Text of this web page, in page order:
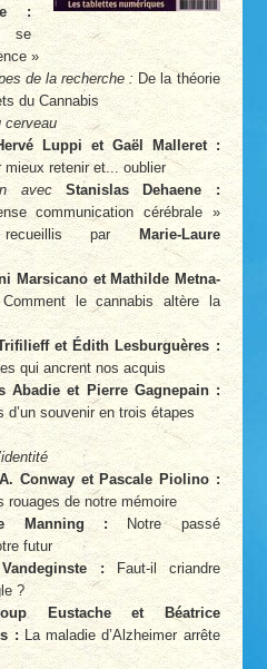
:
se
»
de la recherche : De la théorie
du Cannabis
cerveau
Luppi et Gaël Malleret :
mieux retenir et... oublier
avec
Stanislas Dehaene :
communication cérébrale »
recueillis parMarie-Laure
Marsicano et Mathilde Metna-
Comment le cannabis altère la
et Édith Lesburguères :
qui ancrent nos acquis
Abadie et Pierre Gagnepain :
d’un souvenir en trois étapes
Conway et Pascale Piolino :
rouages de notre mémoire
Manning :Notre passé
futur
:Faut-il criandre
?
Eustache et Béatrice
:La maladie d’Alzheimer arrête